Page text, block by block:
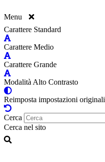
Menu
Carattere Standard
Carattere Medio
Carattere Grande
Modalità Alto Contrasto
Reimposta impostazioni originali
Cerca
Cerca nel sito